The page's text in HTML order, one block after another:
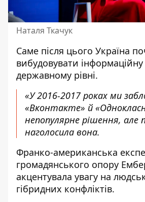
Наталя Ткачук
Саме після цього Україна
вибудовувати
державному рівні.
«У 2016-2017 роках ми
«Вконтакте» й
непопулярне рішення, але
наголосила вона.
Франко-американська
громадянського опору
акцентувала увагу на
гібридних конфліктів.